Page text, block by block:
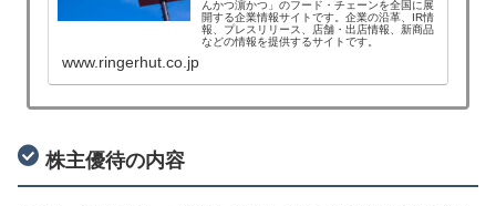
んかつ濵かつ」のフード・チェーンを全国に展
開する企業情報サイトです。企業の沿革、IR情
報、プレスリリース、店舗・出店情報、新商品
などの情報を提供するサイトです。
www.ringerhut.co.jp
株主優待の内容